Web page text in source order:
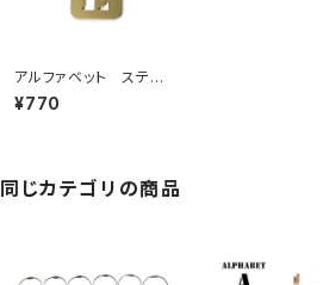
アルファベット ステン
シルプレート E
¥770
同じカテゴリの商品